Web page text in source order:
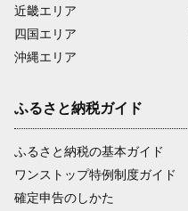
近畿エリア
四国エリア
沖縄エリア
ふるさと納税ガイド
ふるさと納税の基本ガイド
ワンストップ特例制度ガイド
確定申告のしかた